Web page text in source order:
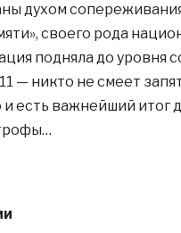
духом
своего рода
подняла до уровня
— никто не смеет
есть важнейший итог